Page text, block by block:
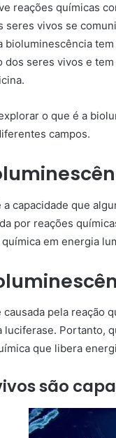
reações químicas
seres vivos se
bioluminescência
dos seres vivos e
o que é a
campos.
capacidade que
por reações
em energia
pela reação
luciferase. Portanto,
que libera
são